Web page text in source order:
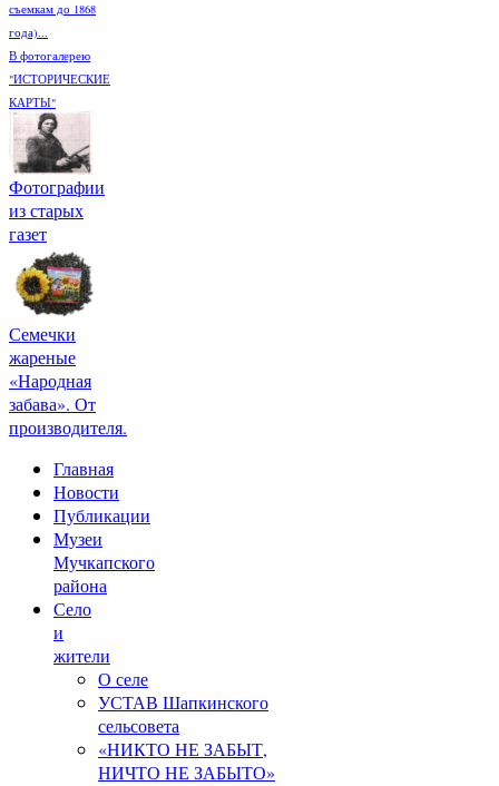
съемкам до 1868
года)...
В фотогалерею
"ИСТОРИЧЕСКИЕ
КАРТЫ"
Фотографии
из старых
газет
Семечки
жареные
«Народная
забава». От
производителя.
Главная
Новости
Публикации
Музеи
Мучкапского
района
Село
и
жители
О селе
УСТАВ Шапкинского
сельсовета
«НИКТО НЕ ЗАБЫТ,
НИЧТО НЕ ЗАБЫТО»